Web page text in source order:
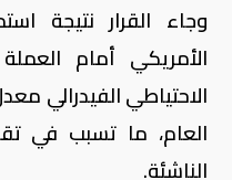
وجاء القرار نتيجة
الأمريكي أمام
الاحتياطي الفيدرالي
العام، ما تسبب في
الناشئة.